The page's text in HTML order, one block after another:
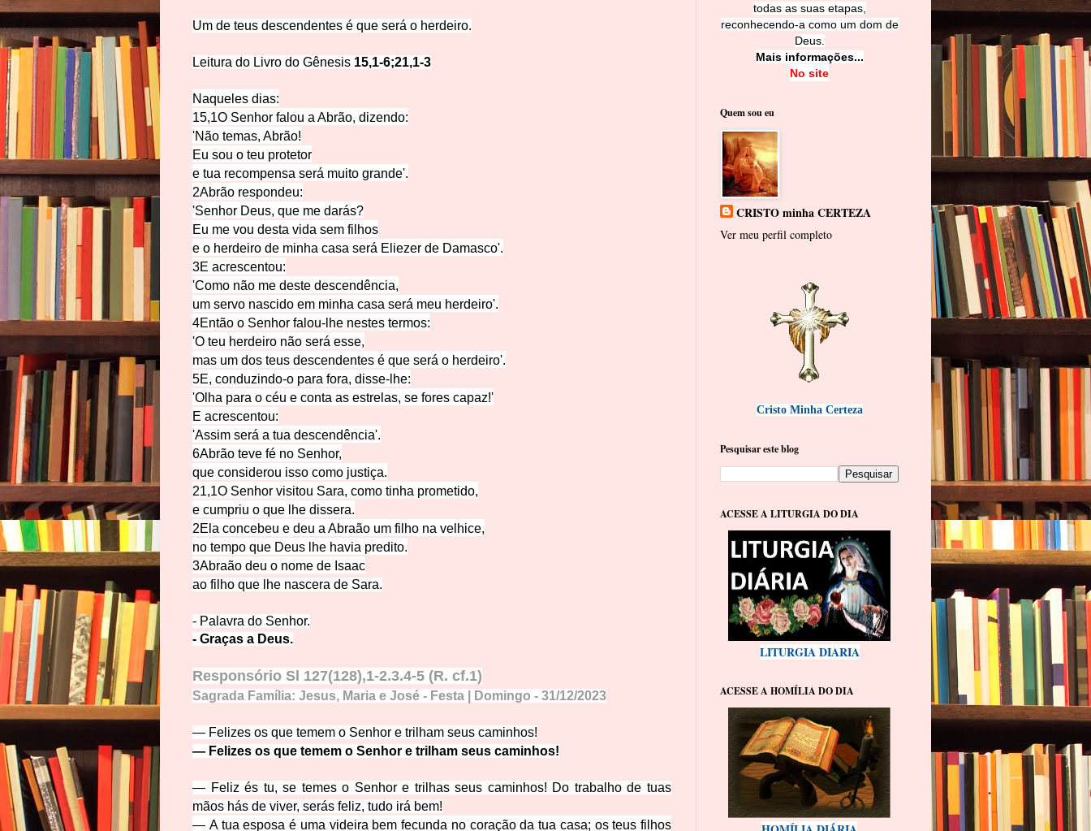
Um de teus descendentes é que será o herdeiro.
Leitura do Livro do Gênesis 15,1-6;21,1-3
Naqueles dias:
15,1O Senhor falou a Abrão, dizendo:
'Não temas, Abrão!
Eu sou o teu protetor
e tua recompensa será muito grande'.
2Abrão respondeu:
'Senhor Deus, que me darás?
Eu me vou desta vida sem filhos
e o herdeiro de minha casa será Eliezer de Damasco'.
3E acrescentou:
'Como não me deste descendência,
um servo nascido em minha casa será meu herdeiro'.
4Então o Senhor falou-lhe nestes termos:
'O teu herdeiro não será esse,
mas um dos teus descendentes é que será o herdeiro'.
5E, conduzindo-o para fora, disse-lhe:
'Olha para o céu e conta as estrelas, se fores capaz!'
E acrescentou:
'Assim será a tua descendência'.
6Abrão teve fé no Senhor,
que considerou isso como justiça.
21,1O Senhor visitou Sara, como tinha prometido,
e cumpriu o que lhe dissera.
2Ela concebeu e deu a Abraão um filho na velhice,
no tempo que Deus lhe havia predito.
3Abraão deu o nome de Isaac
ao filho que lhe nascera de Sara.
- Palavra do Senhor.
- Graças a Deus.
Responsório Sl 127(128),1-2.3.4-5 (R. cf.1)
Sagrada Família: Jesus, Maria e José - Festa | Domingo - 31/12/2023
— Felizes os que temem o Senhor e trilham seus caminhos!
— Felizes os que temem o Senhor e trilham seus caminhos!
— Feliz és tu, se temes o Senhor e trilhas seus caminhos! Do trabalho de tuas
mãos hás de viver, serás feliz, tudo irá bem!
— A tua esposa é uma videira bem fecunda no coração da tua casa; os teus filhos
todas as suas etapas,
reconhecendo-a como um dom de
Deus.
Mais informações...
No site
Quem sou eu
CRISTO minha CERTEZA
Ver meu perfil completo
Cristo Minha Certeza
Pesquisar este blog
ACESSE A LITURGIA DO DIA
LITURGIA DIARIA
ACESSE A HOMÍLIA DO DIA